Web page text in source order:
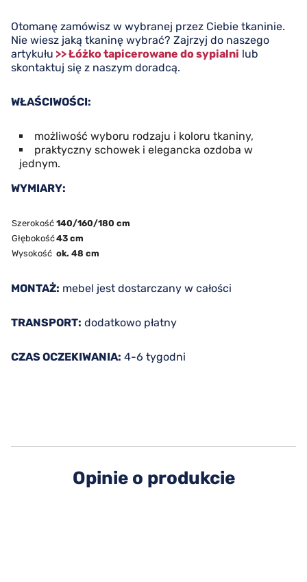
Otomanę zamówisz w wybranej przez Ciebie tkaninie.
Nie wiesz jaką tkaninę wybrać? Zajrzyj do naszego
artykułu >> Łóżko tapicerowane do sypialni lub
skontaktuj się z naszym doradcą.
WŁAŚCIWOŚCI:
możliwość wyboru rodzaju i koloru tkaniny,
praktyczny schowek i elegancka ozdoba w
jednym.
WYMIARY:
Szerokość 140/160/180 cm
Głębokość43 cm
Wysokość ok. 48 cm
MONTAŻ: mebel jest dostarczany w całości
TRANSPORT: dodatkowo płatny
CZAS OCZEKIWANIA: 4-6 tygodni
Opinie o produkcie